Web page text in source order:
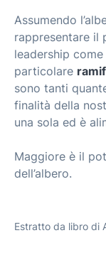
Assumendo
rappresentare il
leadership come
particolare
sono tanti
finalità della
una sola ed è
Maggiore è il
dell’albero.
Estratto da libro di